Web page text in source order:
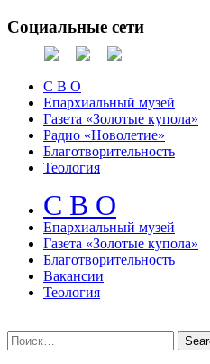
Социальные сети
С В О
Епархиальный музей
Газета «Золотые купола»
Радио «Новолетие»
Благотворительность
Теология
С В О
Епархиальный музeй
Газета «Золотые купола»
Благотворительность
Вакансии
Теология